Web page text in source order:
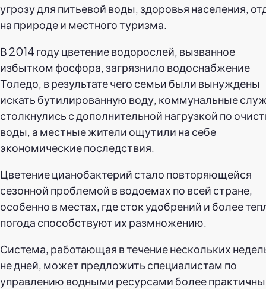
угрозу для питьевой воды, здоровья населения,
на природе и местного туризма.
В 2014 году цветение водорослей, вызванное
избытком фосфора, загрязнило водоснабжение
Толедо, в результате чего семьи были вынуждены
искать бутилированную воду, коммунальные
столкнулись с дополнительной нагрузкой по
воды, а местные жители ощутили на себе
экономические последствия.
Цветение цианобактерий стало повторяющейся
сезонной проблемой в водоемах по всей стране,
особенно в местах, где сток удобрений и более
погода способствуют их размножению.
Система, работающая в течение нескольких
не дней, может предложить специалистам по
управлению водными ресурсами более